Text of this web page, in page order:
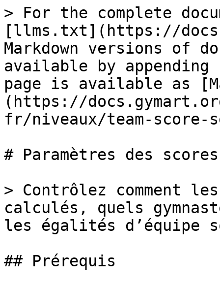
> For the complete
[llms.txt](https://
Markdown versions of
available by
page is available as
(https://
fr/niveaux/team-score-
# Paramètres des
> Contrôlez comment
calculés, quels
les égalités d’équipe
## Prérequis